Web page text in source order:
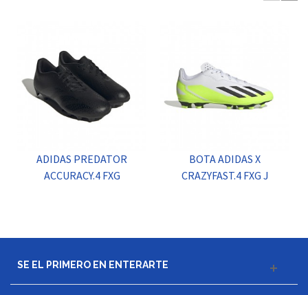
ADIDAS PREDATOR
ACCURACY.4 FXG
BOTA ADIDAS X
CRAZYFAST.4 FXG J
SE EL PRIMERO EN ENTERARTE